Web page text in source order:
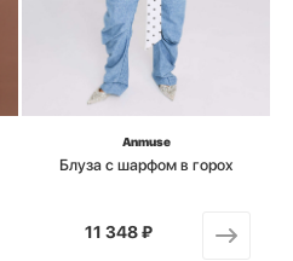
Anmuse
Блуза с шарфом в горох
от
11 348 ₽